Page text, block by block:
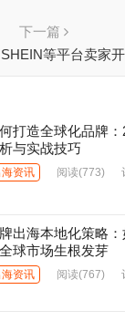
下一篇
等平台卖家
打造全球化品牌
与实战技巧
海资讯 阅读(773)
出海本地化策略
球市场生根发芽
海资讯 阅读(767)